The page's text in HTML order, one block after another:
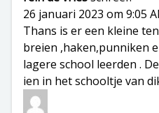
26 januari 2023 om 9:05
Thans is er een kleine
breien ,haken,punniken
lagere school leerden .
ien in het schooltje van